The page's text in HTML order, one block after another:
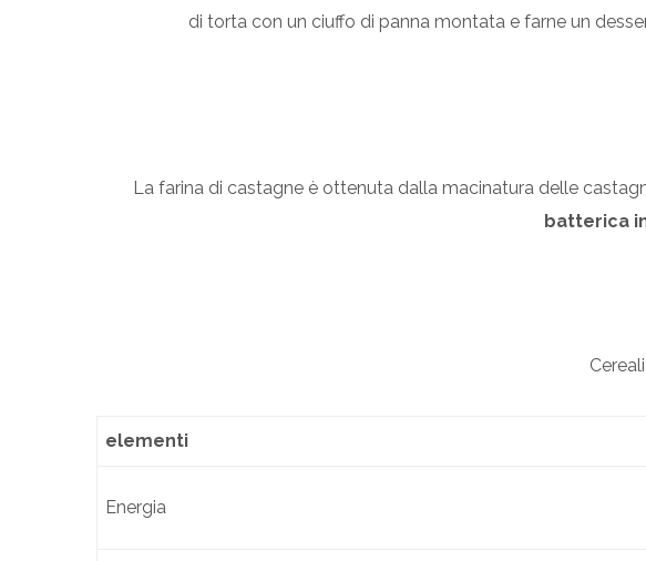
di torta con un ciuffo di panna montata e farne un
La farina di castagne è ottenuta dalla macinatura delle
batterica
elementi
Energia